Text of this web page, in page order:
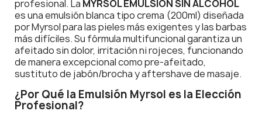
profesional. La MYRSOL EMULSIÓN SIN ALCOHOL
es una emulsión blanca tipo crema (200ml) diseñada
por Myrsol para las pieles más exigentes y las barbas
más difíciles. Su fórmula multifuncional garantiza un
afeitado sin dolor, irritación ni rojeces, funcionando
de manera excepcional como pre-afeitado,
sustituto de jabón/brocha y aftershave de masaje.
¿Por Qué la Emulsión Myrsol es la Elección
Profesional?